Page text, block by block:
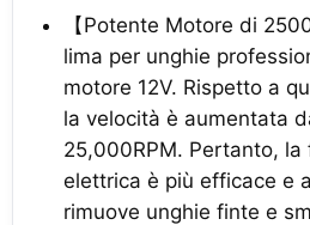
【Potente Motore di
lima per unghie
motore 12V. Rispetto a
la velocità è aumentata
25,000RPM. Pertanto, la
elettrica è più efficace e
rimuove unghie finte e